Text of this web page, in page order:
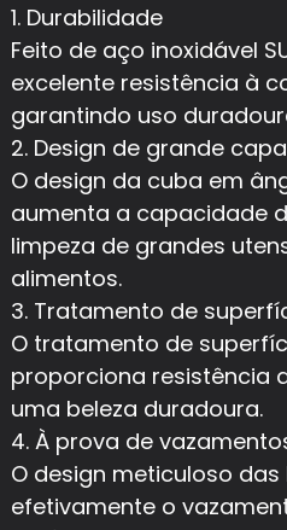
1. Durabilidade
Feito de aço inoxidável
excelente resistência à
garantindo uso
2. Design de grande
O design da cuba em
aumenta a capacidade
limpeza de grandes
alimentos.
3. Tratamento de
O tratamento de
proporciona resistência
uma beleza duradoura.
4. À prova de
O design meticuloso
efetivamente o